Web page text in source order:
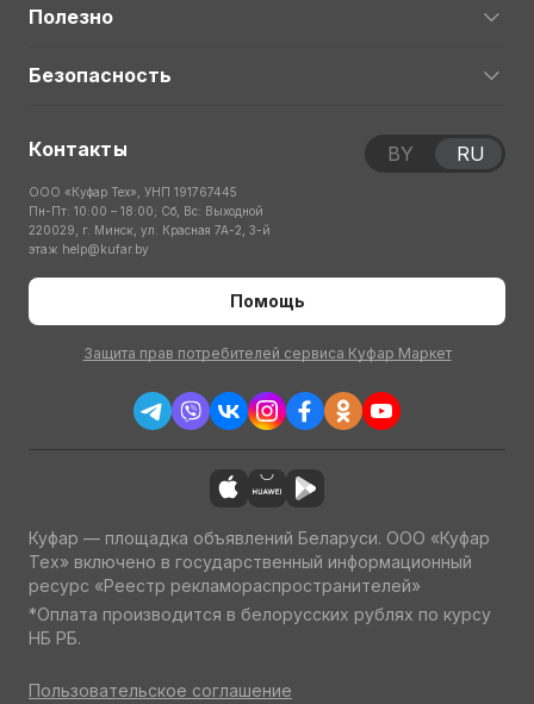
Полезно
Безопасность
Контакты
ООО «Куфар Тех», УНП 191767445
Пн-Пт: 10:00 – 18:00; Сб, Вс: Выходной
220029, г. Минск, ул. Красная 7А-2, 3-й
этаж help@kufar.by
Помощь
Защита прав потребителей сервиса Куфар Маркет
BY RU
Куфар — площадка объявлений Беларуси. ООО «Куфар
Тех» включено в государственный информационный
ресурс «Реестр рекламораспространителей»
*Оплата производится в белорусских рублях по курсу
НБ РБ.
Пользовательское соглашение